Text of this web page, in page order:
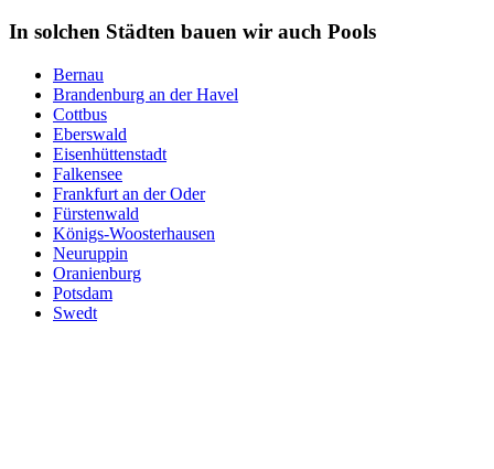
In solchen Städten bauen wir auch Pools
Bernau
Brandenburg an der Havel
Cottbus
Eberswald
Eisenhüttenstadt
Falkensee
Frankfurt an der Oder
Fürstenwald
Königs-Woosterhausen
Neuruppin
Oranienburg
Potsdam
Swedt